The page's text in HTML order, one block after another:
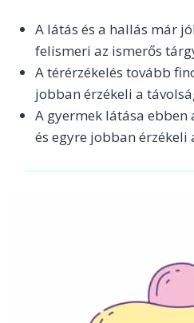
A látás és a hallás már
felismeri az ismerős
A térérzékelés tovább
jobban érzékeli a
A gyermek látása
és egyre jobban